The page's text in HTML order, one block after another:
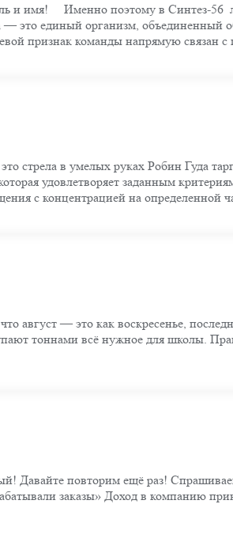
и имя! ⠀ Именно поэтому в Синтез-
это единый организм,
признак команды напрямую связан
стрела в умелых руках Робин Гуда
удовлетворяет заданным
с концентрацией на определенной
август — это как воскресенье,
тоннами всё нужное для школы.
Давайте повторим ещё раз!
заказы» Доход в компанию